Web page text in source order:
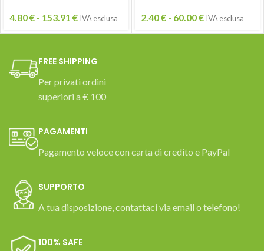
4.80€ - 153.91 € IVA esclusa 2.40€ - 60.00€ IVA esclusa
FREE SHIPPING
Per privati ordini
superiori a € 100
PAGAMENTI
Pagamento veloce con carta di credito e PayPal
SUPPORTO
A tua disposizione, contattaci via email o telefono!
100% SAFE